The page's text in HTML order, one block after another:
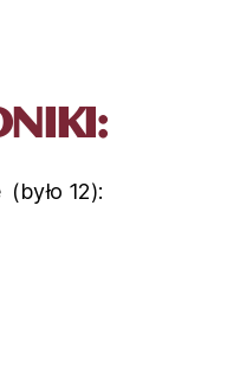
(było 12):